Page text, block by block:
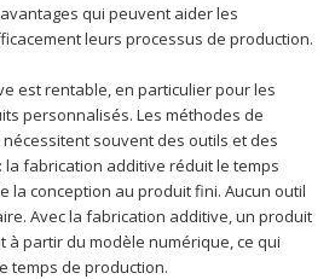
qui peuvent aider les
leurs processus de production.
est rentable, en particulier pour les
personnalisés. Les méthodes de
souvent des outils et des
la fabrication additive réduit le temps
la conception au produit fini. Aucun outil
Avec la fabrication additive, un produit
à partir du modèle numérique, ce qui
temps de production.